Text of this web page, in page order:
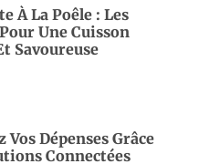
À La Poêle : Les
Une Cuisson
Savoureuse
Vos Dépenses Grâce
Connectées